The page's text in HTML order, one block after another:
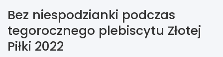
Bez niespodzianki podczas
tegorocznego plebiscytu Złotej
Piłki 2022